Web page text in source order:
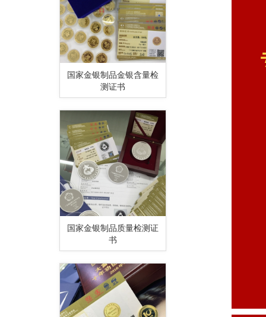
国家金银制品金银含量检
测证书
国家金银制品质量检测证
书